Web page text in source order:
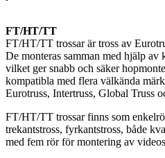
FT/HT/TT
FT/HT/TT trossar är tross av
De monteras samman med hjälp av
vilket ger snabb och säker
kompatibla med flera välkända
Eurotruss, Intertruss, Global Truss
FT/HT/TT trossar finns som
trekantstross, fyrkantstross, både
med fem rör för montering av